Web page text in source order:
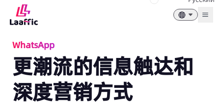
WhatsApp
更潮流的信息触达和
深度营销方式